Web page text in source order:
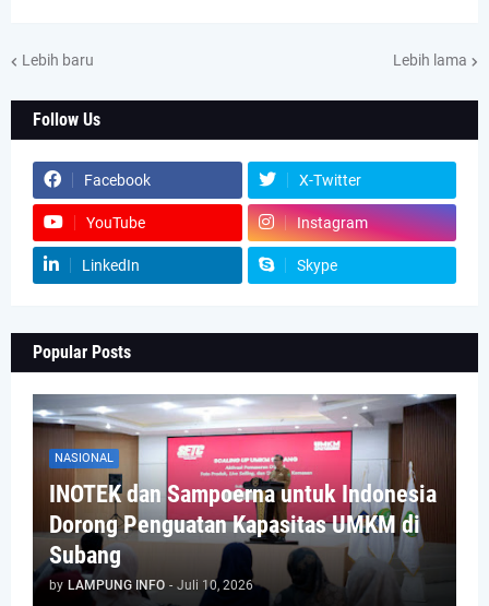
Lebih baru Lebih lama
Follow Us
Facebook X-Twitter
YouTube Instagram
LinkedIn Skype
Popular Posts
NASIONAL
INOTEK dan Sampoerna untuk Indonesia
Dorong Penguatan Kapasitas UMKM di
Subang
by LAMPUNG INFO - Juli 10, 2026